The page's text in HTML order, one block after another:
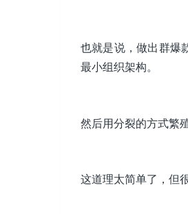
也就是说，做出群爆
最小组织架构。
然后用分裂的方式繁
这道理太简单了，但